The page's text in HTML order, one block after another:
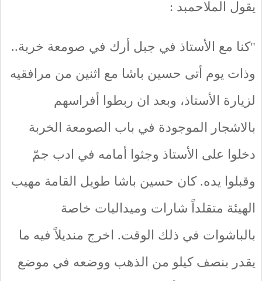
يقول الملاحمبد :
"كنا مع الأستاذ في جبل أرك في صومعة خربة..
وذات يوم أتى حسين باشا مع اثنين من مرافقيه
لزيارة الأستاذ، وبعد ان ربطوا أفراسهم
بالاشجار الموجودة في باب الصومعة الخربة
دخلوا على الأستاذ وجثوا أمامه في ادب جمّ
وقبلوا يده. كان حسين باشا طويل القامة مهيب
الهيئة متقلداً شارات وميداليات خاصة
بالباشوات في ذلك الوقت. اخرج منديلاً فيه ما
يقدر بنصف كيلو من الذهب ووضعه في موضع